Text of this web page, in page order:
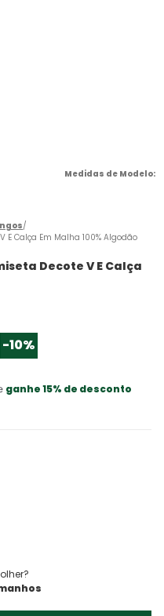
Calça Em Malha 100% Algodão
Decote V E Calça
-10%
ganhe 15% de desconto